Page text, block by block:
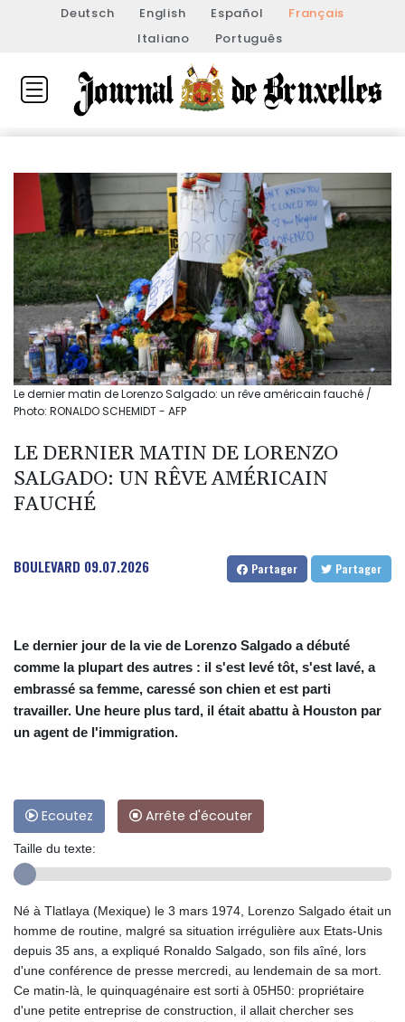
Deutsch English Español
Français
Italiano
Português
Le dernier matin de Lorenzo Salgado: un rêve américain fauché /
Photo: RONALDO SCHEMIDT - AFP
LE DERNIER MATIN DE LORENZO
SALGADO: UN RÊVE AMÉRICAIN
FAUCHÉ
BOULEVARD 09.07.2026 Partager Partager
Le dernier jour de la vie de Lorenzo Salgado a débuté
comme la plupart des autres : il s'est levé tôt, s'est lavé, a
embrassé sa femme, caressé son chien et est parti
travailler. Une heure plus tard, il était abattu à Houston par
un agent de l'immigration.
Ecoutez Arrête d'écouter
Taille du texte:
Né à Tlatlaya (Mexique) le 3 mars 1974, Lorenzo Salgado était un
homme de routine, malgré sa situation irrégulière aux Etats-Unis
depuis 35 ans, a expliqué Ronaldo Salgado, son fils aîné, lors
d'une conférence de presse mercredi, au lendemain de sa mort.
Ce matin-là, le quinquagénaire est sorti à 05H50: propriétaire
d'une petite entreprise de construction, il allait chercher ses